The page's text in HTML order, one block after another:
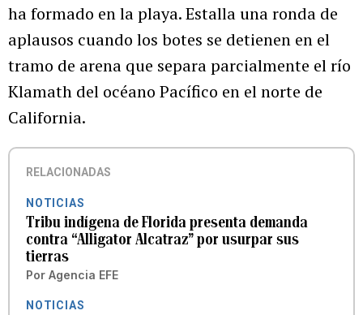
ha formado en la playa. Estalla una ronda de
aplausos cuando los botes se detienen en el
tramo de arena que separa parcialmente el río
Klamath del océano Pacífico en el norte de
California.
RELACIONADAS
NOTICIAS
Tribu indígena de Florida presenta demanda
contra “Alligator Alcatraz” por usurpar sus
tierras
Por Agencia EFE
NOTICIAS